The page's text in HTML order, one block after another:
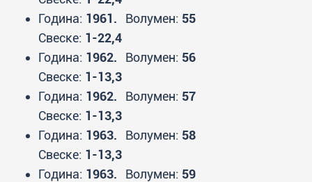
Година: 1961. Волумен: 55
Свеске: 1-22,4
Година: 1962. Волумен: 56
Свеске: 1-13,3
Година: 1962. Волумен: 57
Свеске: 1-13,3
Година: 1963. Волумен: 58
Свеске: 1-13,3
Година: 1963. Волумен: 59